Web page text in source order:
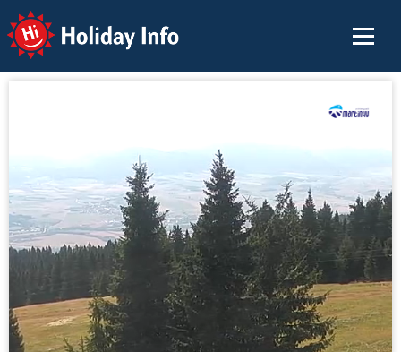
Holiday Info